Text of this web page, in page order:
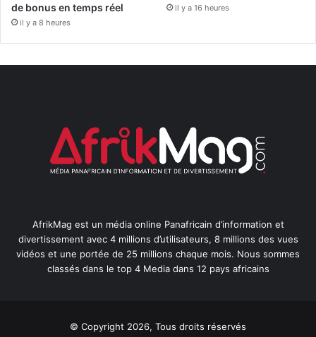
de bonus en temps réel
il y a 8 heures
il y a 16 heures
AfrikMag est un média online Panafricain d’information et
divertissement avec 4 millions d’utilisateurs, 8 millions des vues
vidéos et une portée de 25 millions chaque mois. Nous sommes
classés dans le top 4 Media dans 12 pays africains
© Copyright 2026, Tous droits réservés